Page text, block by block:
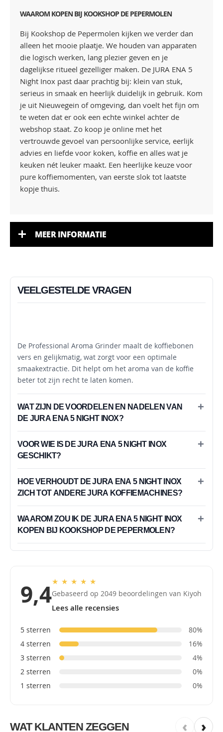
WAAROM KOPEN BIJ KOOKSHOP DE PEPERMOLEN
Bij Kookshop de Pepermolen kijken we verder dan
alleen het mooie plaatje. We houden van apparaten
die logisch werken, lang plezier geven en je
dagelijkse ritueel gezelliger maken. De JURA ENA 5
Night Inox past daar prachtig bij: klein van stuk,
serieus in smaak en heerlijk duidelijk in gebruik. Kom
je uit Nieuwegein of omgeving, dan voelt het fijn om
te weten dat er ook een echte winkel achter de
webshop staat. Zo koop je online met het
vertrouwde gevoel van persoonlijke service, eerlijk
advies en liefde voor koken, koffie en alles wat je
keuken nét leuker maakt. Een heerlijke keuze voor
pure koffiemomenten, van eerste slok tot laatste
kopje thuis.
MEER INFORMATIE
VEELGESTELDE VRAGEN
De Professional Aroma Grinder maalt de koffiebonen
vers en gelijkmatig, wat zorgt voor een optimale
smaakextractie. Dit helpt om het aroma van de koffie
beter tot zijn recht te laten komen.
WAT ZIJN DE VOORDELEN EN NADELEN VAN
DE JURA ENA 5 NIGHT INOX?
VOOR WIE IS DE JURA ENA 5 NIGHT INOX
GESCHIKT?
HOE VERHOUDT DE JURA ENA 5 NIGHT INOX
ZICH TOT ANDERE JURA KOFFIEMACHINES?
WAAROM ZOU IK DE JURA ENA 5 NIGHT INOX
KOPEN BIJ KOOKSHOP DE PEPERMOLEN?
9,4★ ★ ★ ★ ★
Gebaseerd op 2049 beoordelingen van Kiyoh
Lees alle recensies
5 sterren
80%
4 sterren
16%
3 sterren
4%
2 sterren
0%
1 sterren
0%
WAT KLANTEN ZEGGEN ‹ ›